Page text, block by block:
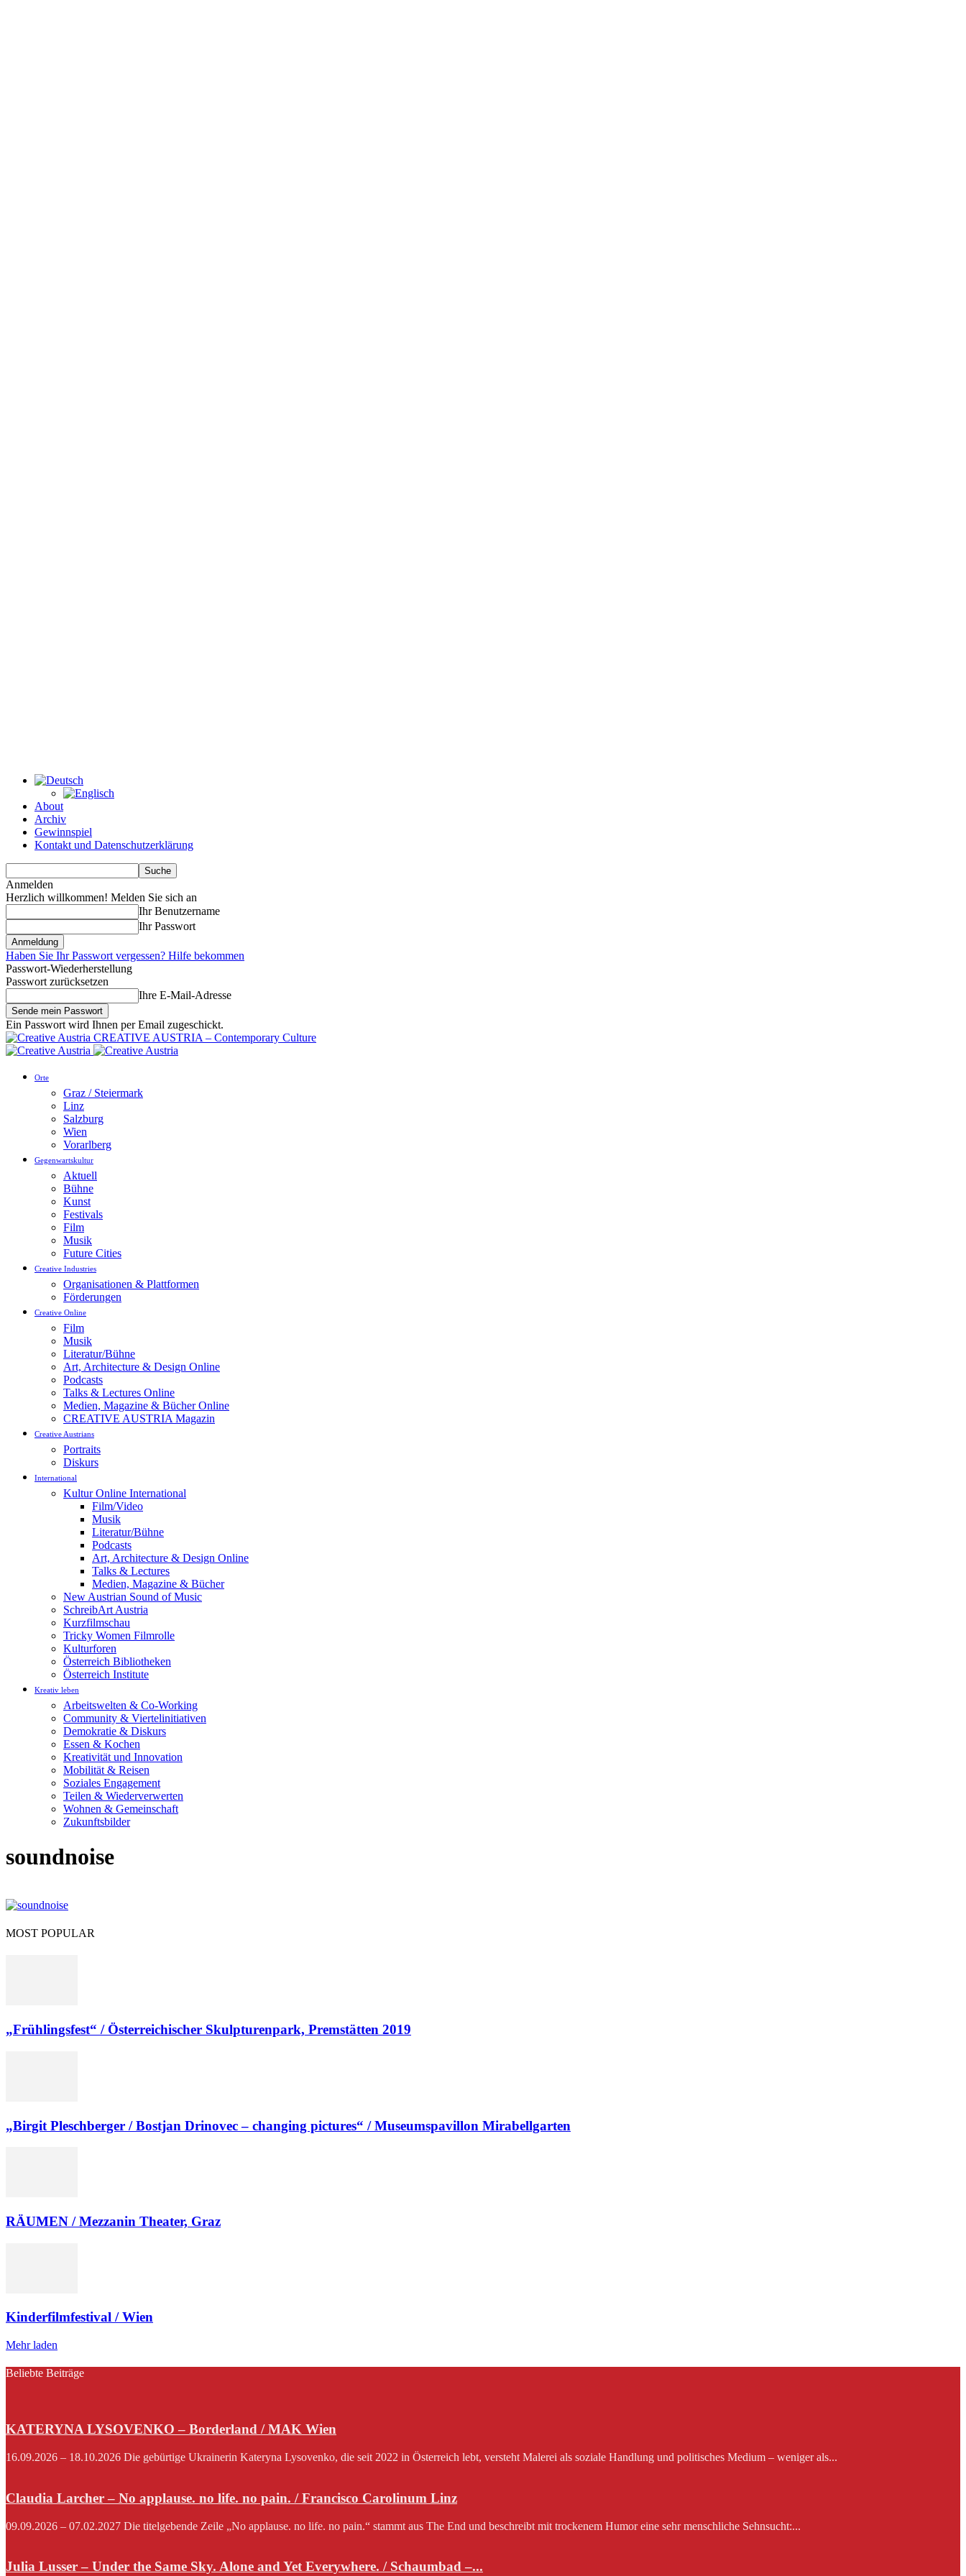
About
Archiv
Gewinnspiel
Kontakt und Datenschutzerklärung
Anmelden
Herzlich willkommen! Melden Sie sich an
Ihr Benutzername
Ihr Passwort
Haben Sie Ihr Passwort vergessen? Hilfe bekommen
Passwort-Wiederherstellung
Passwort zurücksetzen
Ihre E-Mail-Adresse
Ein Passwort wird Ihnen per Email zugeschickt.
CREATIVE AUSTRIA – Contemporary Culture
Orte
Graz / Steiermark
Linz
Salzburg
Wien
Vorarlberg
Gegenwartskultur
Aktuell
Bühne
Kunst
Festivals
Film
Musik
Future Cities
Creative Industries
Organisationen & Plattformen
Förderungen
Creative Online
Film
Musik
Literatur/Bühne
Art, Architecture & Design Online
Podcasts
Talks & Lectures Online
Medien, Magazine & Bücher Online
CREATIVE AUSTRIA Magazin
Creative Austrians
Portraits
Diskurs
International
Kultur Online International
Film/Video
Musik
Literatur/Bühne
Podcasts
Art, Architecture & Design Online
Talks & Lectures
Medien, Magazine & Bücher
New Austrian Sound of Music
SchreibArt Austria
Kurzfilmschau
Tricky Women Filmrolle
Kulturforen
Österreich Bibliotheken
Österreich Institute
Kreativ leben
Arbeitswelten & Co-Working
Community & Viertelinitiativen
Demokratie & Diskurs
Essen & Kochen
Kreativität und Innovation
Mobilität & Reisen
Soziales Engagement
Teilen & Wiederverwerten
Wohnen & Gemeinschaft
Zukunftsbilder
soundnoise
MOST POPULAR
„Frühlingsfest“ / Österreichischer Skulpturenpark, Premstätten 2019
„Birgit Pleschberger / Bostjan Drinovec – changing pictures“ / Museumspavillon Mirabellgarten
RÄUMEN / Mezzanin Theater, Graz
Kinderfilmfestival / Wien
Mehr laden
Beliebte Beiträge
KATERYNA LYSOVENKO – Borderland / MAK Wien
16.09.2026 – 18.10.2026 Die gebürtige Ukrainerin Kateryna Lysovenko, die seit 2022 in Österreich lebt, versteht Malerei als soziale Handlung und politisches Medium – weniger als...
Claudia Larcher – No applause. no life. no pain. / Francisco Carolinum Linz
09.09.2026 – 07.02.2027 Die titelgebende Zeile „No applause. no life. no pain.“ stammt aus The End und beschreibt mit trockenem Humor eine sehr menschliche Sehnsucht:...
Julia Lusser – Under the Same Sky. Alone and Yet Everywhere. / Schaumbad –...